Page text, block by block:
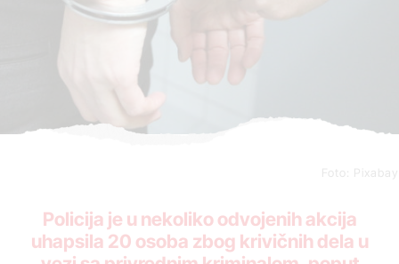
Foto: Pixabay
Policija je u nekoliko odvojenih akcija
uhapsila 20 osoba zbog krivičnih dela u